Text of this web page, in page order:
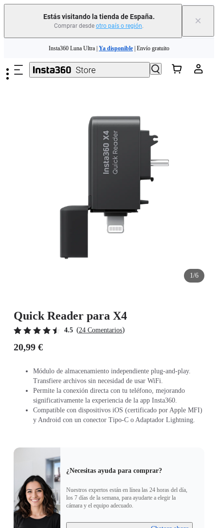
Estás visitando la tienda de España.
Comprar desde otro país o región. ×
Insta360 Luna Ultra | Ya disponible | Envío gratuito
Cambia tu antiguo dispositivo por dinero para tu nueva compra.｜Más
información
Insta360 Luna Ultra |Ya disponible| Envío gratuito
1/6
Quick Reader para X4
4.5 (24 Comentarios)
20,99 €
Módulo de almacenamiento independiente plug-and-play.
Transfiere archivos sin necesidad de usar WiFi.
Permite la conexión directa con tu teléfono, mejorando
significativamente la experiencia de la app Insta360.
Compatible con dispositivos iOS (certificado por Apple MFI)
y Android con un conector Tipo-C o Adaptador Lightning.
¿Necesitas ayuda para comprar?
Nuestros expertos están en línea las 24 horas del día,
los 7 días de la semana, para ayudarte a elegir la
cámara y el equipo adecuado.